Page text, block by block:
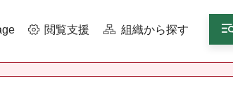
閲覧支援 組織から探す